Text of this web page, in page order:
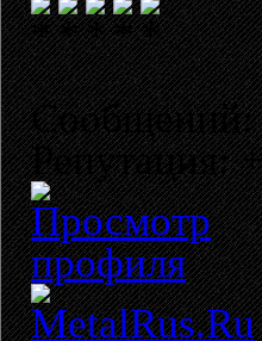
Сообщений:
Репутация: